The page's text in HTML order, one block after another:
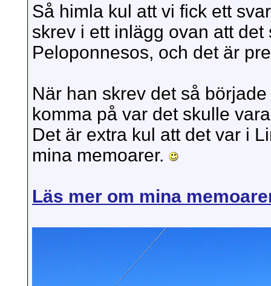
Så himla kul att vi fick ett
skrev i ett inlägg ovan att
Peloponnesos, och det är
När han skrev det så
komma på var det skulle
Det är extra kul att det var i
mina memoarer.
Läs mer om mina